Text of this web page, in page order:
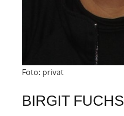
Foto: privat
BIRGIT FUCHS